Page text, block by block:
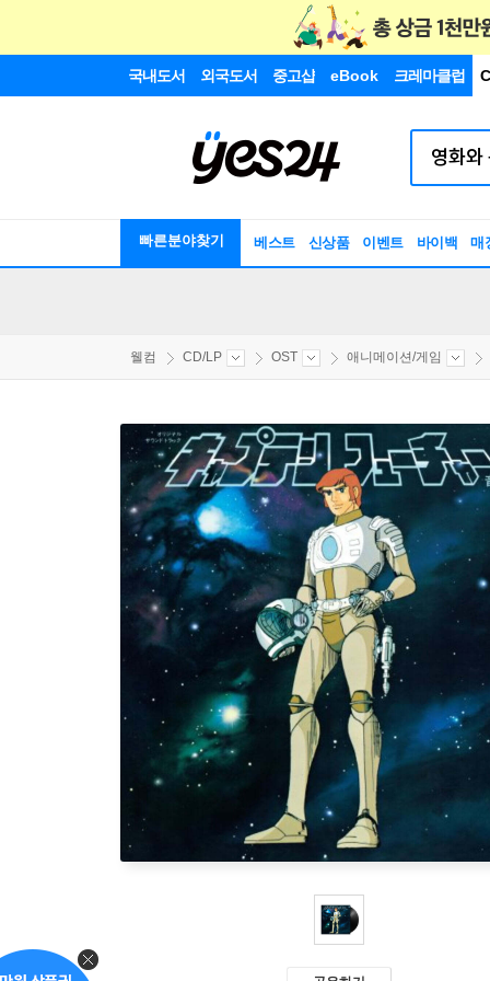
국내도서 외국도서 중고샵 eBook 크레마클럽
빠른분야찾기 베스트 신상품 이벤트 바이백 매
웰컴 CD/LP OST 애니메이션/게임